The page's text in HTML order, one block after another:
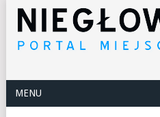
MENU